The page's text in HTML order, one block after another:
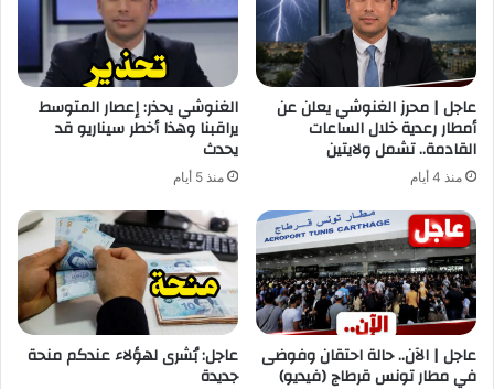
عاجل | محرز الغنوشي يعلن عن
أمطار رعدية خلال الساعات
القادمة.. تشمل ولايتين
منذ 4 أيام
الغنوشي يحذر: إعصار المتوسط
يراقبنا وهذا أخطر سيناريو قد
يحدث
منذ 5 أيام
عاجل | الآن.. حالة احتقان وفوضى
في مطار تونس قرطاج (فيديو)
عاجل: بُشرى لهؤلاء عندكم منحة
جديدة